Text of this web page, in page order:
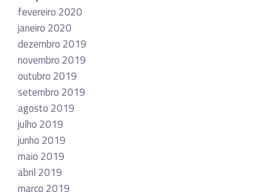
fevereiro 2020
janeiro 2020
dezembro 2019
novembro 2019
outubro 2019
setembro 2019
agosto 2019
julho 2019
junho 2019
maio 2019
abril 2019
março 2019